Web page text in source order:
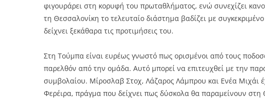
φιγουράρει στη κορυφή του πρωταθλήματος, ενώ συνεχίζει
τη Θεσσαλονίκη το τελευταίο διάστημα βαδίζει με
δείχνει ξεκάθαρα τις προτιμήσεις του.
Στη Τούμπα είναι ευρέως γνωστό πως ορισμένοι από τους
παρελθόν από την ομάδα. Αυτό μπορεί να επιτευχθεί με την
συμβολαίου. Μίροσλαβ Στοχ, Λάζαρος Λάμπρου και Ενέα Μιχάι
Φερέιρα, πράγμα που δείχνει πως δύσκολα θα παραμείνουν στη